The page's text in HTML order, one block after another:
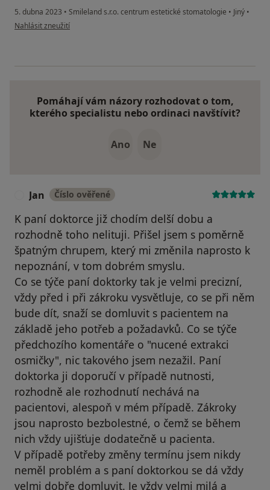
5. dubna 2023 • Smileland s.r.o. centrum estetické stomatologie • Jiný •
podle názoru uživatele Lenka Šeráková
Nahlásit zneužití
Pomáhají vám názory rozhodovat o tom,
kterého specialistu nebo ordinaci navštívit?
Ano Ne
Jan Číslo ověřené
K paní doktorce již chodím delší dobu a
rozhodně toho nelituji. Přišel jsem s poměrně
špatným chrupem, který mi změnila naprosto k
nepoznání, v tom dobrém smyslu.
Co se týče paní doktorky tak je velmi precizní,
vždy před i při zákroku vysvětluje, co se při něm
bude dít, snaží se domluvit s pacientem na
základě jeho potřeb a požadavků. Co se týče
předchozího komentáře o "nucené extrakci
osmičky", nic takového jsem nezažil. Paní
doktorka ji doporučí v případě nutnosti,
rozhodně ale rozhodnutí nechává na
pacientovi, alespoň v mém případě. Zákroky
jsou naprosto bezbolestné, o čemž se během
nich vždy ujišťuje dodatečně u pacienta.
V případě potřeby změny termínu jsem nikdy
neměl problém a s paní doktorkou se dá vždy
velmi dobře domluvit. Je vždy velmi milá a